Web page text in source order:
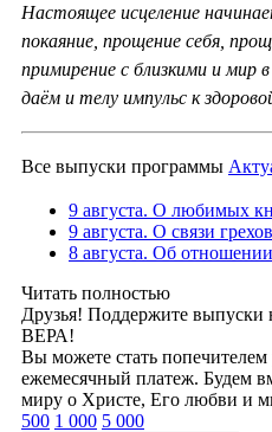
Настоящее исцеление
покаяние, прощение себя,
примирение с близкими и мир
даём и телу импульс к
Все выпуски программы
9 августа. О любимых
9 августа. О связи
8 августа. Об
Читать полностью
Друзья! Поддержите
ВЕРА!
Вы можете стать попечителем
ежемесячный платеж. Будем
миру о Христе, Его любви и
500 1 000 5 000